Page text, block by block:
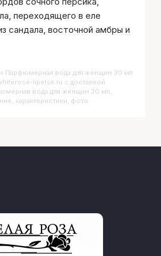
переходящего в еле
сандала, восточной амбры и
Парфюмерная вода для женщин 30 мл
lipetsk.ru с доставкой.
вода для женщин 30 мл,
характеристики, фото